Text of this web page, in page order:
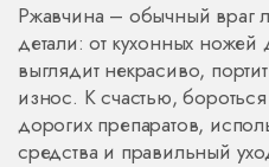
Ржавчина – обычный враг
детали: от кухонных
выглядит некрасиво,
износ. К счастью,
дорогих препаратов,
средства и правильный